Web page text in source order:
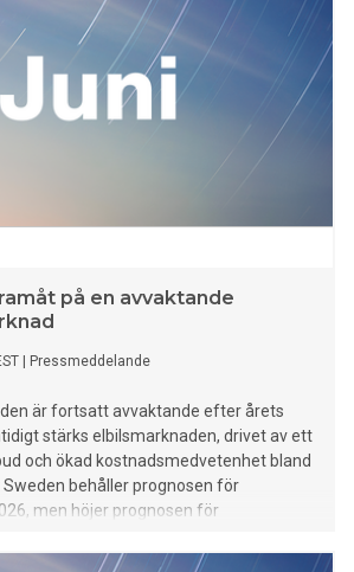
på en avvaktande
Pressmeddelande
är fortsatt avvaktande efter årets
stärks elbilsmarknaden, drivet av ett
och ökad kostnadsmedvetenhet bland
Sweden behåller prognosen för
men höjer prognosen för